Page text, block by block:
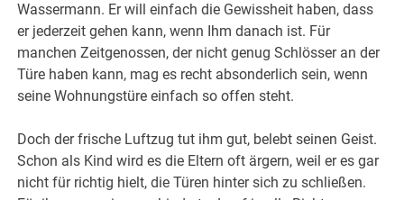
Wassermann. Er will einfach die Gewissheit haben, dass
er jederzeit gehen kann, wenn Ihm danach ist. Für
manchen Zeitgenossen, der nicht genug Schlösser an der
Türe haben kann, mag es recht absonderlich sein, wenn
seine Wohnungstüre einfach so offen steht.
Doch der frische Luftzug tut ihm gut, belebt seinen Geist.
Schon als Kind wird es die Eltern oft ärgern, weil er es gar
nicht für richtig hielt, die Türen hinter sich zu schließen.